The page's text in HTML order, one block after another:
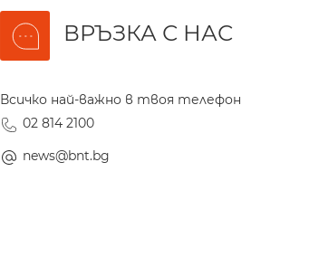
ВРЪЗКА С НАС
Всичко най-важно в твоя телефон
02 814 2100
news@bnt.bg